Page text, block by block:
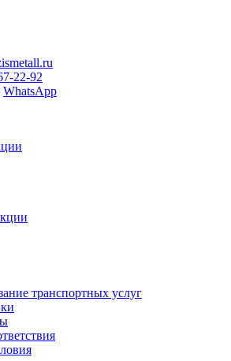
22-92
WhatsApp
транспортных услуг